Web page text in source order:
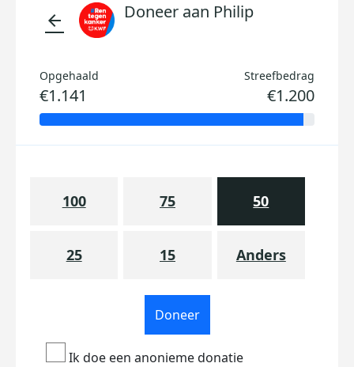
arrow_back Doneer aan Philip
Opgehaald
€1.141
Streefbedrag
€1.200
100 75 50
25 15 Anders
Doneer
Ik doe een anonieme donatie